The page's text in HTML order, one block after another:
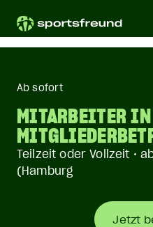
Ab sofort
MITARBEITER IN
Teilzeit oder Vollzeit •
(Hamburg
Jetzt